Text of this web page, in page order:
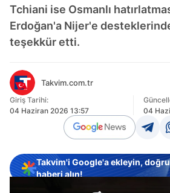
Tchiani ise Osmanlı
Erdoğan'a Nijer'e
teşekkür etti.
Takvim.com.tr
Giriş Tarihi:
04 Haziran 2026 13:57
04
Takvim'i Google'a ekleyin,
haberi alın!